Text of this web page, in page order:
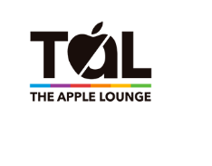
contenuto